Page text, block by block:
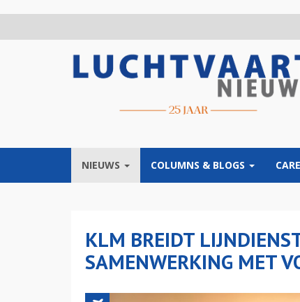
NIEUWS COLUMNS & BLOGS
KLM BREIDT
SAMENWERKING MET